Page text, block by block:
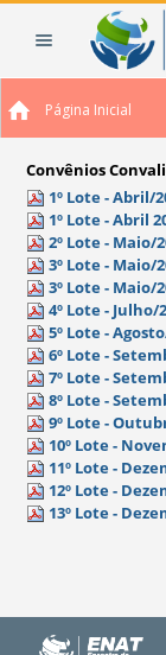
Página Inicial
Convênios
1º Lote - Abril/
1º Lote - Abril
2º Lote - Maio/
3º Lote - Maio/
3º Lote - Maio/
4º Lote - Julho/
5º Lote -
6º Lote -
7º Lote -
8º Lote -
9º Lote -
10º Lote -
11º Lote -
12º Lote -
13º Lote -